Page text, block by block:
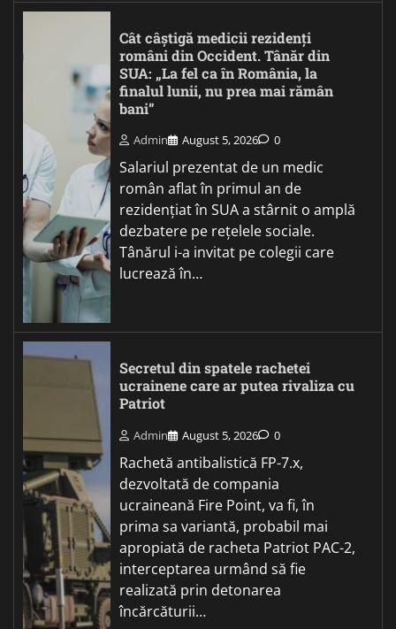
Cât câștigă medicii rezidenți
români din Occident. Tânăr din
SUA: „La fel ca în România, la
finalul lunii, nu prea mai rămân
bani”
Admin August 5, 2026 0
Salariul prezentat de un medic
român aflat în primul an de
rezidențiat în SUA a stârnit o amplă
dezbatere pe rețelele sociale.
Tânărul i-a invitat pe colegii care
lucrează în…
Secretul din spatele rachetei
ucrainene care ar putea rivaliza cu
Patriot
Admin August 5, 2026 0
Rachetă antibalistică FP-7.x,
dezvoltată de compania
ucraineană Fire Point, va fi, în
prima sa variantă, probabil mai
apropiată de racheta Patriot PAC-2,
interceptarea urmând să fie
realizată prin detonarea
încărcăturii…